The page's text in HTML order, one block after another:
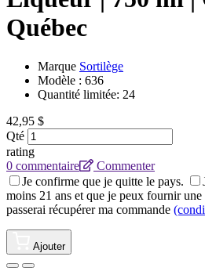
Québec
Marque Sortilège
Modèle : 636
Quantité limitée: 24
42,95 $
Qté
rating
0 commentaire
Commenter
Je confirme que je quitte le pays.
moins 21 ans et que je peux fournir
passerai récupérer ma commande
Ajouter